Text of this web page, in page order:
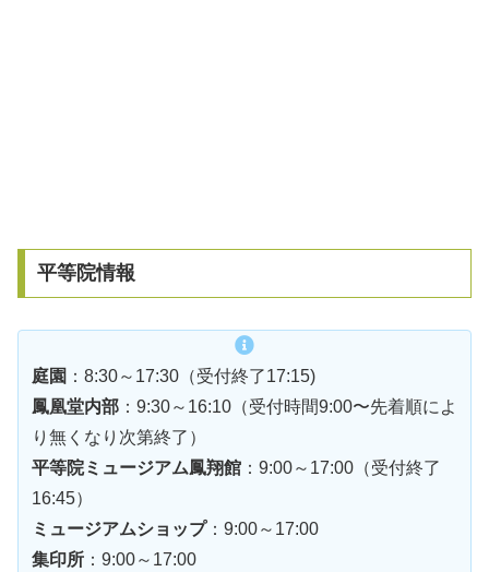
平等院情報
庭園 ：8:30～17:30（受付終了17:15)
鳳凰堂内部 ：9:30～16:10（受付時間9:00〜先着順によ
り無くなり次第終了）
平等院ミュージアム鳳翔館 ：9:00～17:00（受付終了
16:45）
ミュージアムショップ：9:00～17:00
集印所 ：9:00～17:00